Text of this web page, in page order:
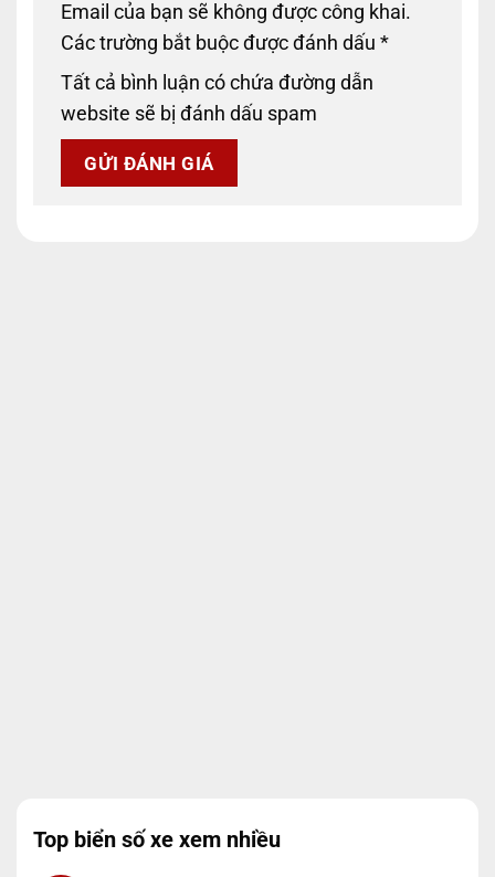
Email của bạn sẽ không được công khai.
Các trường bắt buộc được đánh dấu *
Tất cả bình luận có chứa đường dẫn
website sẽ bị đánh dấu spam
Top biển số xe xem nhiều